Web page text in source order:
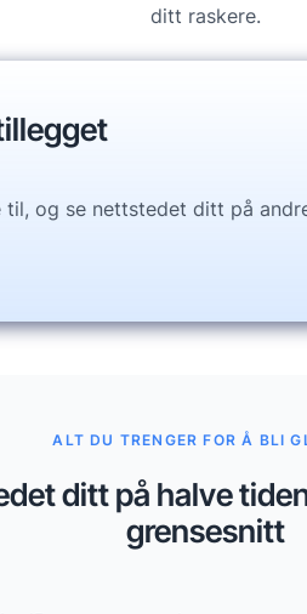
ditt raskere.
til, og se nettstedet ditt på
ALT DU TRENGER FOR Å BLI
ditt på halve
grensesnitt